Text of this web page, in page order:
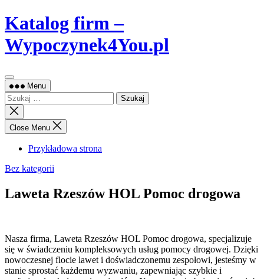
Skip
to
content
Katalog firm –
Wypoczynek4You.pl
Menu
Szukaj:
Close
search
Close Menu
Przykładowa strona
Bez kategorii
Laweta Rzeszów HOL Pomoc drogowa
Nasza firma, Laweta Rzeszów HOL Pomoc drogowa, specjalizuje
się w świadczeniu kompleksowych usług pomocy drogowej. Dzięki
nowoczesnej flocie lawet i doświadczonemu zespołowi, jesteśmy w
stanie sprostać każdemu wyzwaniu, zapewniając szybkie i